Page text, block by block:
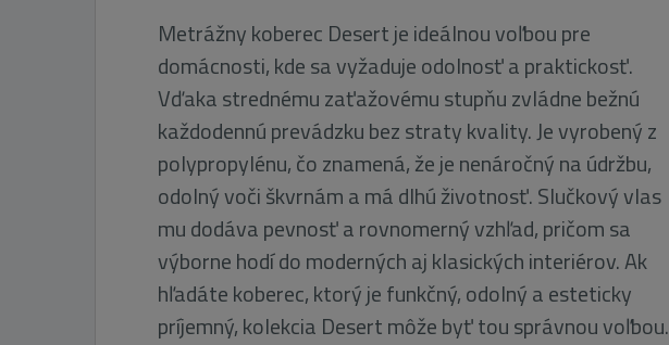
Metrážny koberec Desert je ideálnou voľbou pre
domácnosti, kde sa vyžaduje odolnosť a praktickosť.
Vďaka strednému zaťažovému stupňu zvládne bežnú
každodennú prevádzku bez straty kvality. Je vyrobený z
polypropylénu, čo znamená, že je nenáročný na údržbu,
odolný voči škvrnám a má dlhú životnosť. Slučkový vlas
mu dodáva pevnosť a rovnomerný vzhľad, pričom sa
výborne hodí do moderných aj klasických interiérov. Ak
hľadáte koberec, ktorý je funkčný, odolný a esteticky
príjemný, kolekcia Desert môže byť tou správnou voľbou.